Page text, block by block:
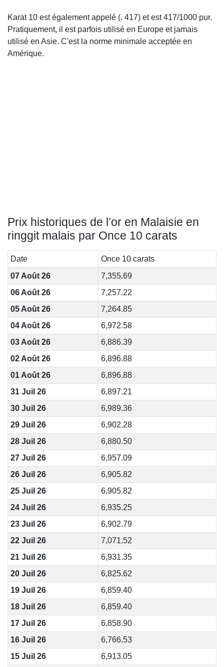
Karat 10 est également appelé (. 417) et est 417/1000 pur.
Pratiquement, il est parfois utilisé en Europe et jamais
utilisé en Asie. C'est la norme minimale acceptée en
Amérique.
Prix historiques de l’or en Malaisie en
ringgit malais par Once 10 carats
Date
Once 10 carats
07 Août 26
7,355.69
06 Août 26
7,257.22
05 Août 26
7,264.85
04 Août 26
6,972.58
03 Août 26
6,886.39
02 Août 26
6,896.88
01 Août 26
6,896.88
31 Juil 26
6,897.21
30 Juil 26
6,989.36
29 Juil 26
6,902.28
28 Juil 26
6,880.50
27 Juil 26
6,957.09
26 Juil 26
6,905.82
25 Juil 26
6,905.82
24 Juil 26
6,935.25
23 Juil 26
6,902.79
22 Juil 26
7,071.52
21 Juil 26
6,931.35
20 Juil 26
6,825.62
19 Juil 26
6,859.40
18 Juil 26
6,859.40
17 Juil 26
6,858.90
16 Juil 26
6,766.53
15 Juil 26
6,913.05